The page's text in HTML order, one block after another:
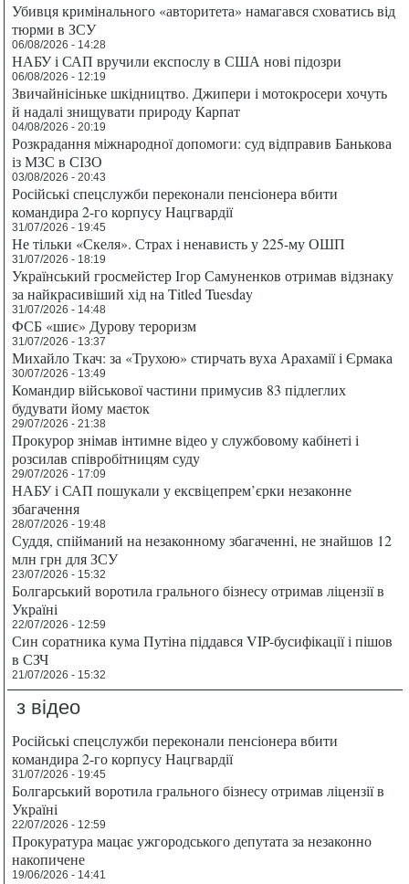
Убивця кримінального «авторитета» намагався сховатись від
тюрми в ЗСУ
06/08/2026 - 14:28
НАБУ і САП вручили експослу в США нові підозри
06/08/2026 - 12:19
Звичайнісіньке шкідництво. Джипери і мотокросери хочуть
й надалі знищувати природу Карпат
04/08/2026 - 20:19
Розкрадання міжнародної допомоги: суд відправив Банькова
із МЗС в СІЗО
03/08/2026 - 20:43
Російські спецслужби переконали пенсіонера вбити
командира 2-го корпусу Нацгвардії
31/07/2026 - 19:45
Не тільки «Скеля». Страх і ненависть у 225-му ОШП
31/07/2026 - 18:19
Український гросмейстер Ігор Самуненков отримав відзнаку
за найкрасивіший хід на Titled Tuesday
31/07/2026 - 14:48
ФСБ «шиє» Дурову тероризм
31/07/2026 - 13:37
Михайло Ткач: за «Трухою» стирчать вуха Арахамії і Єрмака
30/07/2026 - 13:49
Командир військової частини примусив 83 підлеглих
будувати йому маєток
29/07/2026 - 21:38
Прокурор знімав інтимне відео у службовому кабінеті і
розсилав співробітницям суду
29/07/2026 - 17:09
НАБУ і САП пошукали у ексвіцепрем’єрки незаконне
збагачення
28/07/2026 - 19:48
Суддя, спійманий на незаконному збагаченні, не знайшов 12
млн грн для ЗСУ
23/07/2026 - 15:32
Болгарський воротила грального бізнесу отримав ліцензії в
Україні
22/07/2026 - 12:59
Син соратника кума Путіна піддався VIP-бусифікації і пішов
в СЗЧ
21/07/2026 - 15:32
з відео
Російські спецслужби переконали пенсіонера вбити
командира 2-го корпусу Нацгвардії
31/07/2026 - 19:45
Болгарський воротила грального бізнесу отримав ліцензії в
Україні
22/07/2026 - 12:59
Прокуратура мацає ужгородського депутата за незаконно
накопичене
19/06/2026 - 14:41